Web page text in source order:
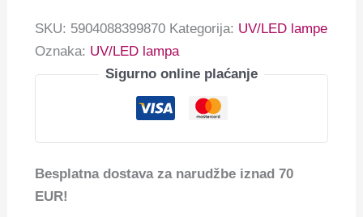
SKU: 5904088399870 Kategorija: UV/LED lampe
Oznaka: UV/LED lampa
Sigurno online plaćanje
Besplatna dostava za narudžbe iznad 70
EUR!